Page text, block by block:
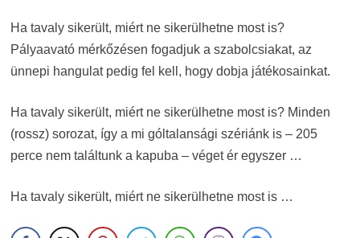
Ha tavaly sikerült, miért ne sikerülhetne most is?
Pályaavató mérkőzésen fogadjuk a szabolcsiakat, az
ünnepi hangulat pedig fel kell, hogy dobja játékosainkat.
Ha tavaly sikerült, miért ne sikerülhetne most is? Minden
(rossz) sorozat, így a mi góltalansági szériánk is – 205
perce nem találtunk a kapuba – véget ér egyszer …
Ha tavaly sikerült, miért ne sikerülhetne most is …